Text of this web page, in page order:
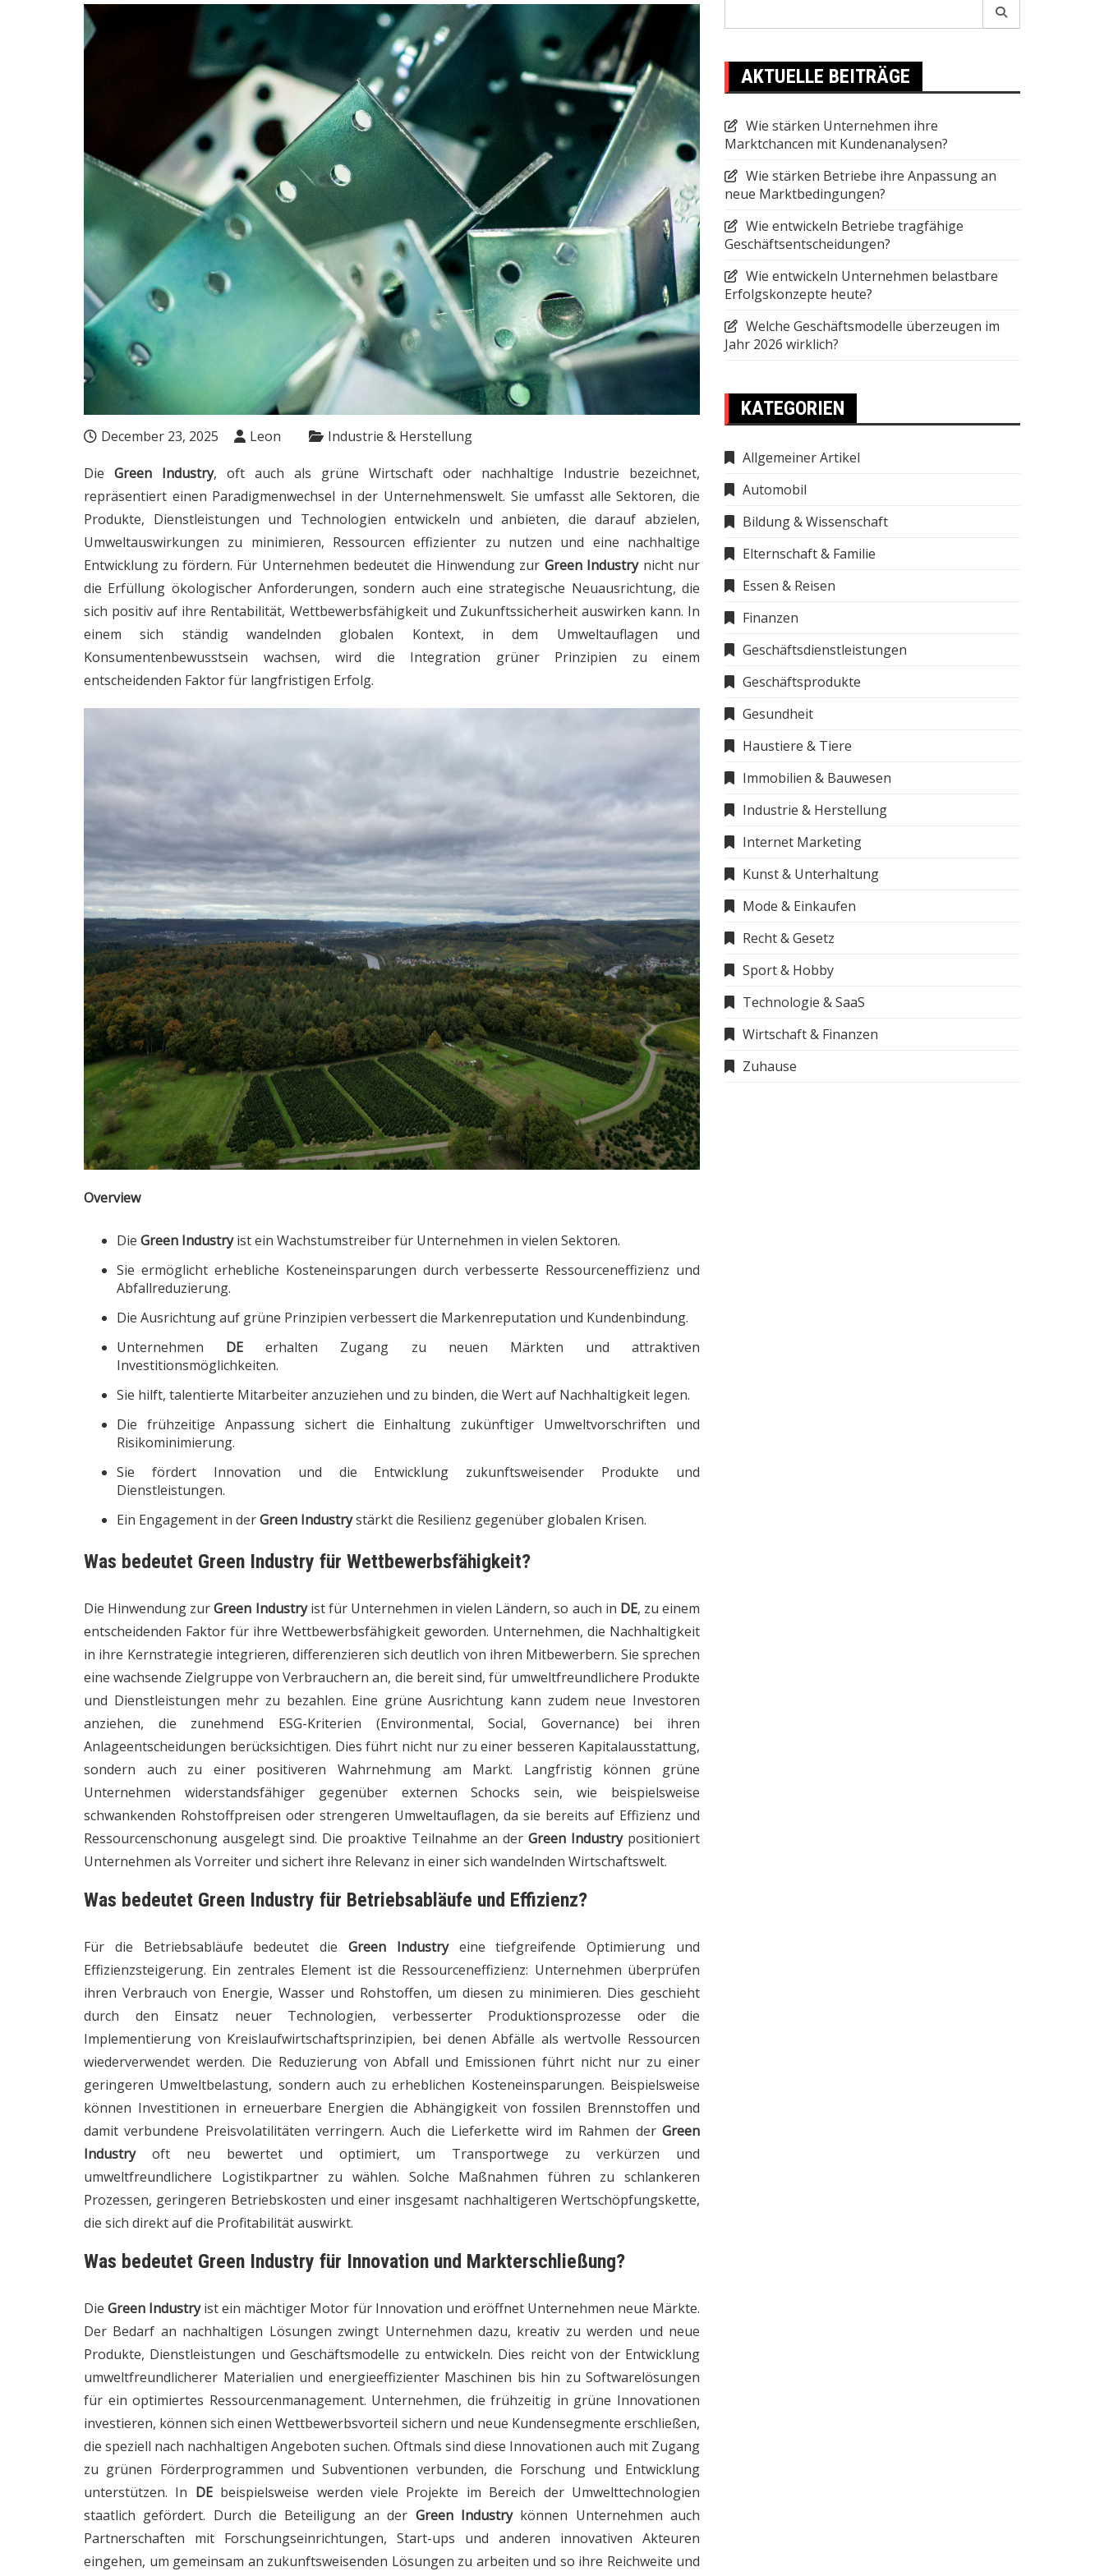
December 23, 2025 Leon Industrie & Herstellung
Die Green Industry, oft auch als grüne Wirtschaft oder nachhaltige Industrie bezeichnet,
repräsentiert einen Paradigmenwechsel in der Unternehmenswelt. Sie umfasst alle Sektoren, die
Produkte, Dienstleistungen und Technologien entwickeln und anbieten, die darauf abzielen,
Umweltauswirkungen zu minimieren, Ressourcen effizienter zu nutzen und eine nachhaltige
Entwicklung zu fördern. Für Unternehmen bedeutet die Hinwendung zur Green Industrynicht nur
die Erfüllung ökologischer Anforderungen, sondern auch eine strategische Neuausrichtung, die
sich positiv auf ihre Rentabilität, Wettbewerbsfähigkeit und Zukunftssicherheit auswirken kann. In
einem sich ständig wandelnden globalen Kontext, in dem Umweltauflagen und
Konsumentenbewusstsein wachsen, wird die Integration grüner Prinzipien zu einem
entscheidenden Faktor für langfristigen Erfolg.
Overview
Die Green Industryist ein Wachstumstreiber für Unternehmen in vielen Sektoren.
Sie ermöglicht erhebliche Kosteneinsparungen durch verbesserte Ressourceneffizienz und
Abfallreduzierung.
Die Ausrichtung auf grüne Prinzipien verbessert die Markenreputation und Kundenbindung.
Unternehmen DE erhalten Zugang zu neuen Märkten und attraktiven
Investitionsmöglichkeiten.
Sie hilft, talentierte Mitarbeiter anzuziehen und zu binden, die Wert auf Nachhaltigkeit legen.
Die frühzeitige Anpassung sichert die Einhaltung zukünftiger Umweltvorschriften und
Risikominimierung.
Sie fördert Innovation und die Entwicklung zukunftsweisender Produkte und
Dienstleistungen.
Ein Engagement in derGreen Industrystärkt die Resilienz gegenüber globalen Krisen.
Was bedeutet Green Industry für Wettbewerbsfähigkeit?
Die Hinwendung zurGreen Industryist für Unternehmen in vielen Ländern, so auch in DE, zu einem
entscheidenden Faktor für ihre Wettbewerbsfähigkeit geworden. Unternehmen, die Nachhaltigkeit
in ihre Kernstrategie integrieren, differenzieren sich deutlich von ihren Mitbewerbern. Sie sprechen
eine wachsende Zielgruppe von Verbrauchern an, die bereit sind, für umweltfreundlichere Produkte
und Dienstleistungen mehr zu bezahlen. Eine grüne Ausrichtung kann zudem neue Investoren
anziehen, die zunehmend ESG-Kriterien (Environmental, Social, Governance) bei ihren
Anlageentscheidungen berücksichtigen. Dies führt nicht nur zu einer besseren Kapitalausstattung,
sondern auch zu einer positiveren Wahrnehmung am Markt. Langfristig können grüne
Unternehmen widerstandsfähiger gegenüber externen Schocks sein, wie beispielsweise
schwankenden Rohstoffpreisen oder strengeren Umweltauflagen, da sie bereits auf Effizienz und
Ressourcenschonung ausgelegt sind. Die proaktive Teilnahme an der Green Industrypositioniert
Unternehmen als Vorreiter und sichert ihre Relevanz in einer sich wandelnden Wirtschaftswelt.
Was bedeutet Green Industry für Betriebsabläufe und Effizienz?
Für die Betriebsabläufe bedeutet die Green Industryeine tiefgreifende Optimierung und
Effizienzsteigerung. Ein zentrales Element ist die Ressourceneffizienz: Unternehmen überprüfen
ihren Verbrauch von Energie, Wasser und Rohstoffen, um diesen zu minimieren. Dies geschieht
durch den Einsatz neuer Technologien, verbesserter Produktionsprozesse oder die
Implementierung von Kreislaufwirtschaftsprinzipien, bei denen Abfälle als wertvolle Ressourcen
wiederverwendet werden. Die Reduzierung von Abfall und Emissionen führt nicht nur zu einer
geringeren Umweltbelastung, sondern auch zu erheblichen Kosteneinsparungen. Beispielsweise
können Investitionen in erneuerbare Energien die Abhängigkeit von fossilen Brennstoffen und
damit verbundene Preisvolatilitäten verringern. Auch die Lieferkette wird im Rahmen der Green
Industryoft neu bewertet und optimiert, um Transportwege zu verkürzen und
umweltfreundlichere Logistikpartner zu wählen. Solche Maßnahmen führen zu schlankeren
Prozessen, geringeren Betriebskosten und einer insgesamt nachhaltigeren Wertschöpfungskette,
die sich direkt auf die Profitabilität auswirkt.
Was bedeutet Green Industry für Innovation und Markterschließung?
DieGreen Industryist ein mächtiger Motor für Innovation und eröffnet Unternehmen neue Märkte.
Der Bedarf an nachhaltigen Lösungen zwingt Unternehmen dazu, kreativ zu werden und neue
Produkte, Dienstleistungen und Geschäftsmodelle zu entwickeln. Dies reicht von der Entwicklung
umweltfreundlicherer Materialien und energieeffizienter Maschinen bis hin zu Softwarelösungen
für ein optimiertes Ressourcenmanagement. Unternehmen, die frühzeitig in grüne Innovationen
investieren, können sich einen Wettbewerbsvorteil sichern und neue Kundensegmente erschließen,
die speziell nach nachhaltigen Angeboten suchen. Oftmals sind diese Innovationen auch mit Zugang
zu grünen Förderprogrammen und Subventionen verbunden, die Forschung und Entwicklung
unterstützen. In DEbeispielsweise werden viele Projekte im Bereich der Umwelttechnologien
staatlich gefördert. Durch die Beteiligung an der Green Industrykönnen Unternehmen auch
Partnerschaften mit Forschungseinrichtungen, Start-ups und anderen innovativen Akteuren
eingehen, um gemeinsam an zukunftsweisenden Lösungen zu arbeiten und so ihre Reichweite und
AKTUELLE BEITRÄGE
Wie stärken Unternehmen ihre
Marktchancen mit Kundenanalysen?
Wie stärken Betriebe ihre Anpassung an
neue Marktbedingungen?
Wie entwickeln Betriebe tragfähige
Geschäftsentscheidungen?
Wie entwickeln Unternehmen belastbare
Erfolgskonzepte heute?
Welche Geschäftsmodelle überzeugen im
Jahr 2026 wirklich?
KATEGORIEN
Allgemeiner Artikel
Automobil
Bildung & Wissenschaft
Elternschaft & Familie
Essen & Reisen
Finanzen
Geschäftsdienstleistungen
Geschäftsprodukte
Gesundheit
Haustiere & Tiere
Immobilien & Bauwesen
Industrie & Herstellung
Internet Marketing
Kunst & Unterhaltung
Mode & Einkaufen
Recht & Gesetz
Sport & Hobby
Technologie & SaaS
Wirtschaft & Finanzen
Zuhause